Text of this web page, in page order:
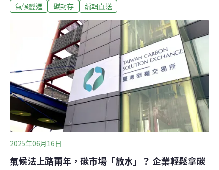
動物福利與產業穩定發展。（中央社、中央社報導）碳交
交易所與歐洲能源交易所（EEX）27日在德國萊比錫簽署
合作簽合作備忘錄（MOU）。環境部30日表示，台灣明年
試行總量管制及排放交易（ETS），此次合作有助台灣碳
交易市場平台及能力建構。（中央社報導）
氣候變遷
碳封存 編輯直送
2025年06月16日
氣候法上路兩年，碳市場「放水」？ 企業輕鬆拿碳